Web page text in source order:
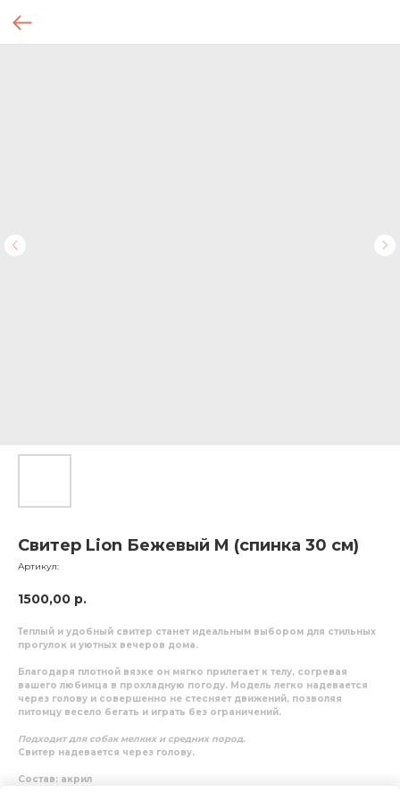
Свитер Lion Бежевый M (спинка 30 см)
Артикул:
1500,00 р.
Теплый и удобный свитер станет идеальным выбором для стильных
прогулок и уютных вечеров дома.
Благодаря плотной вязке он мягко прилегает к телу, согревая
вашего любимца в прохладную погоду. Модель легко надевается
через голову и совершенно не стесняет движений, позволяя
питомцу весело бегать и играть без ограничений.
Подходит для собак мелких и средних пород.
Свитер надевается через голову.
Состав: акрил